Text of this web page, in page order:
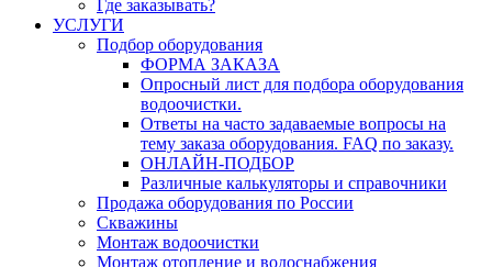
Где заказывать?
УСЛУГИ
Подбор оборудования
ФОРМА ЗАКАЗА
Опросный лист для подбора оборудования
водоочистки.
Ответы на часто задаваемые вопросы на
тему заказа оборудования. FAQ по заказу.
ОНЛАЙН-ПОДБОР
Различные калькуляторы и справочники
Продажа оборудования по России
Скважины
Монтаж водоочистки
Монтаж отопление и водоснабжения